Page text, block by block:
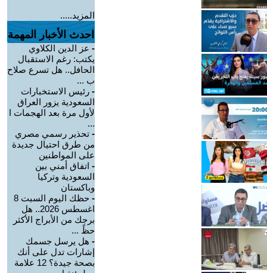
المزيد.....
احدث الأخبار المهمة
- عز الدين الكلاوي
يكتب: رغم الاستقبال
الحافل.. هل تسرع صلاح
ب ...
- رئيس الاستخبارات
السعودية يزور العراق
لأول مرة بعد الهجمات ا
...
- تحذير رسمي مصري
من طرق احتيال جديدة
على المواطنين
- اتفاق أمني بين
السعودية وتركيا
وباكستان
-
حظك اليوم السبت 8
اغسطس 2026.. هل
برجك من الأبراج الأكثر
حظً ...
- هل يرسل جسمك
إشارات تدل على أنك
بصحة جيدة؟ 12 علامة